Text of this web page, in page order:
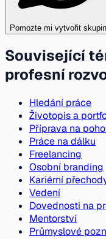
Pomozte mi vytvořit
Související
profesní
Hledání práce
Životopis a
Příprava na
Práce na dálku
Freelancing
Osobní branding
Kariérní
Vedení
Dovednosti na
Mentorství
Průmyslové